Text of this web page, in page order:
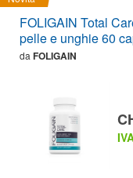
FOLIGAIN Total
pelle e unghie 60
da FOLIGAIN